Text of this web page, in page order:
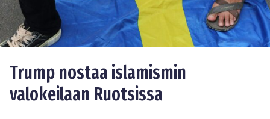
Trump nostaa islamismin
valokeilaan Ruotsissa